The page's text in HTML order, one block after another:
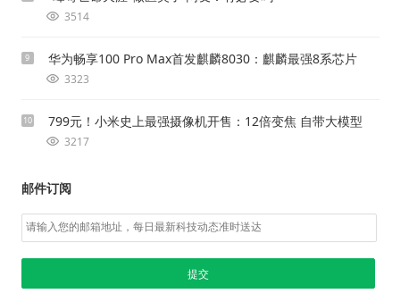
3514
9 华为畅享100 Pro Max首发麒麟8030：麒麟最强8系芯片
3323
10 799元！小米史上最强摄像机开售：12倍变焦 自带大模型
3217
邮件订阅